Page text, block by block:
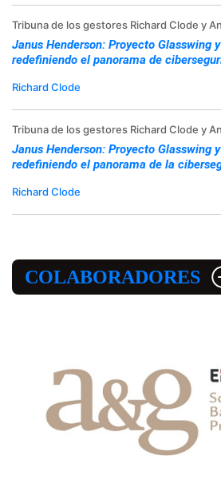
Tribuna de los gestores Richard Clode y
Janus Henderson: Proyecto Glasswing
redefiniendo el panorama de
Richard Clode
Tribuna de los gestores Richard Clode y
Janus Henderson: Proyecto Glasswing
redefiniendo el panorama de la
Richard Clode
COLABORADORES